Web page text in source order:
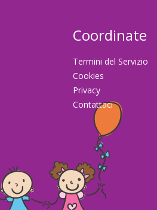
Coordinate
Termini del Servizio
Cookies
Privacy
Contattaci